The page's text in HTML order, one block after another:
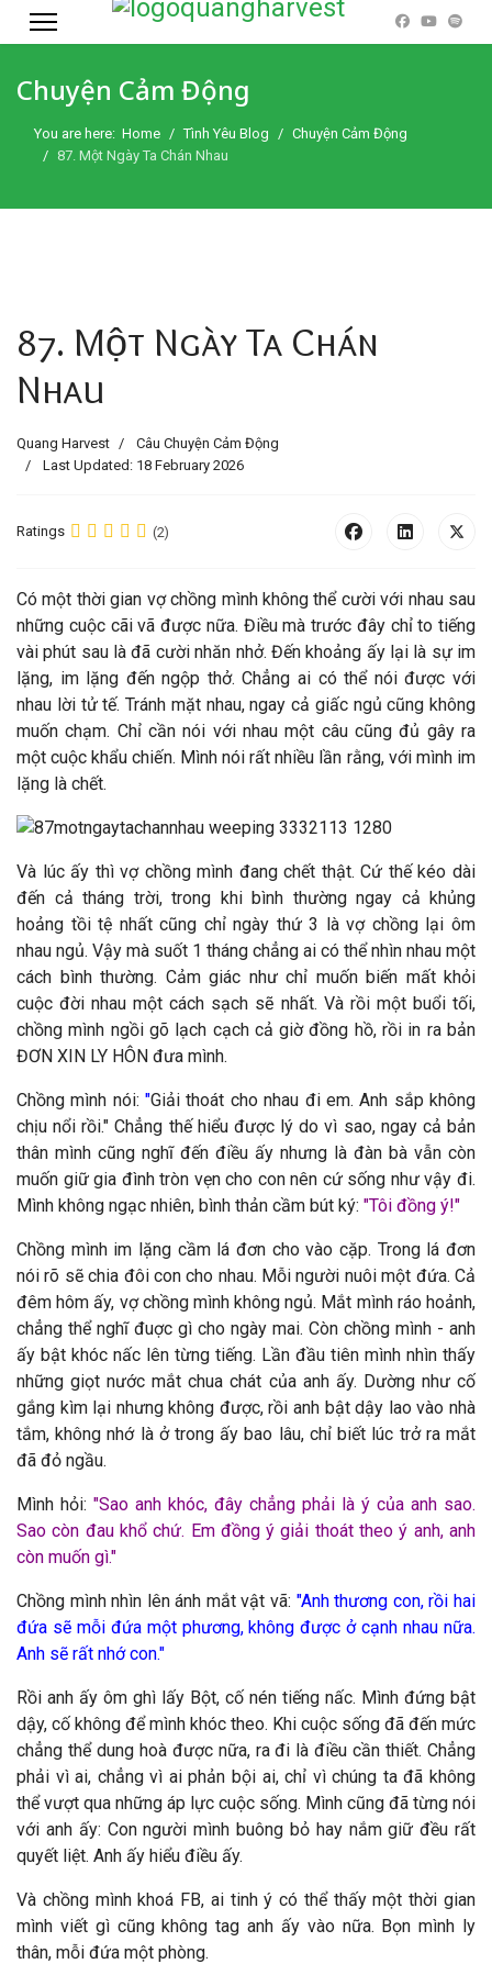
Chuyện Cảm Động
You are here: Home Tình Yêu Blog
Chuyện Cảm Động
87. Một Ngày Ta Chán Nhau
87. Một Ngày Ta Chán
Nhau
Quang Harvest
Câu Chuyện Cảm Động
Last Updated: 18 February 2026
Ratings (2)
Có một thời gian vợ chồng mình không thể cười với nhau sau
những cuộc cãi vã được nữa. Điều mà trước đây chỉ to tiếng
vài phút sau là đã cười nhăn nhở. Đến khoảng ấy lại là sự im
lặng, im lặng đến ngộp thở. Chẳng ai có thể nói được với
nhau lời tử tế. Tránh mặt nhau, ngay cả giấc ngủ cũng không
muốn chạm. Chỉ cần nói với nhau một câu cũng đủ gây ra
một cuộc khẩu chiến. Mình nói rất nhiều lần rằng, với mình im
lặng là chết.
Và lúc ấy thì vợ chồng mình đang chết thật. Cứ thế kéo dài
đến cả tháng trời, trong khi bình thường ngay cả khủng
hoảng tồi tệ nhất cũng chỉ ngày thứ 3 là vợ chồng lại ôm
nhau ngủ. Vậy mà suốt 1 tháng chẳng ai có thể nhìn nhau một
cách bình thường. Cảm giác như chỉ muốn biến mất khỏi
cuộc đời nhau một cách sạch sẽ nhất. Và rồi một buổi tối,
chồng mình ngồi gõ lạch cạch cả giờ đồng hồ, rồi in ra bản
ĐƠN XIN LY HÔN đưa mình.
Chồng mình nói:"Giải thoát cho nhau đi em. Anh sắp không
chịu nổi rồi." Chẳng thế hiểu được lý do vì sao, ngay cả bản
thân mình cũng nghĩ đến điều ấy nhưng là đàn bà vẫn còn
muốn giữ gia đình tròn vẹn cho con nên cứ sống như vậy đi.
Mình không ngạc nhiên, bình thản cầm bút ký: "Tôi đồng ý!"
Chồng mình im lặng cầm lá đơn cho vào cặp. Trong lá đơn
nói rõ sẽ chia đôi con cho nhau. Mỗi người nuôi một đứa. Cả
đêm hôm ấy, vợ chồng mình không ngủ. Mắt mình ráo hoảnh,
chẳng thể nghĩ đuợc gì cho ngày mai. Còn chồng mình - anh
ấy bật khóc nấc lên từng tiếng. Lần đầu tiên mình nhìn thấy
những giọt nước mắt chua chát của anh ấy. Dường như cố
gắng kìm lại nhưng không được, rồi anh bật dậy lao vào nhà
tắm, không nhớ là ở trong ấy bao lâu, chỉ biết lúc trở ra mắt
đã đỏ ngầu.
Mình hỏi: "Sao anh khóc, đây chẳng phải là ý của anh sao.
Sao còn đau khổ chứ. Em đồng ý giải thoát theo ý anh, anh
còn muốn gì."
Chồng mình nhìn lên ánh mắt vật vã: "Anh thương con, rồi hai
đứa sẽ mỗi đứa một phương, không được ở cạnh nhau nữa.
Anh sẽ rất nhớ con."
Rồi anh ấy ôm ghì lấy Bột, cố nén tiếng nấc. Mình đứng bật
dậy, cố không để mình khóc theo. Khi cuộc sống đã đến mức
chẳng thể dung hoà được nữa, ra đi là điều cần thiết. Chẳng
phải vì ai, chẳng vì ai phản bội ai, chỉ vì chúng ta đã không
thể vượt qua những áp lực cuộc sống. Mình cũng đã từng nói
với anh ấy: Con người mình buông bỏ hay nắm giữ đều rất
quyết liệt. Anh ấy hiểu điều ấy.
Và chồng mình khoá FB, ai tinh ý có thể thấy một thời gian
mình viết gì cũng không tag anh ấy vào nữa. Bọn mình ly
thân, mỗi đứa một phòng.